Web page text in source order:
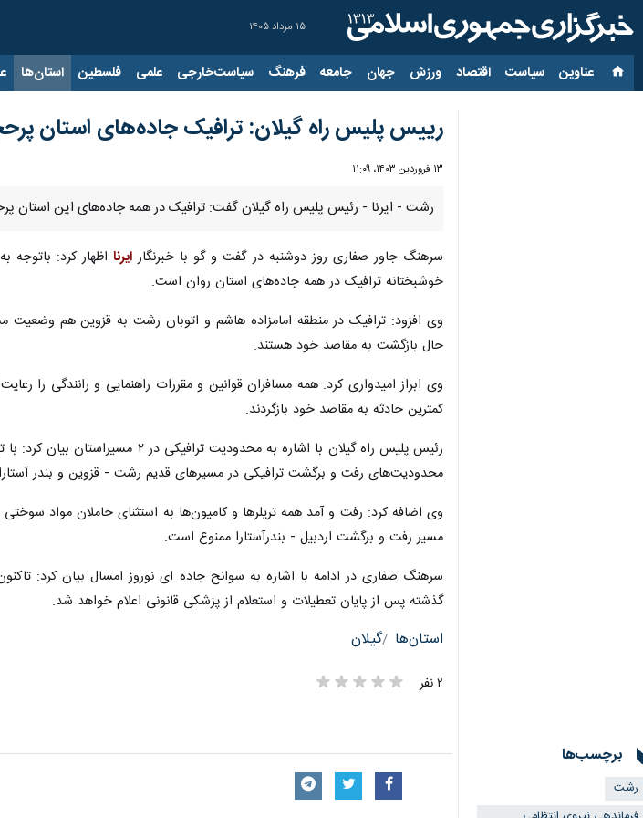
۱۵ مرداد ۱۴۰۵
عناوین‌ سیاست اقتصاد ورزش جهان جامعه فرهنگ سیاست‌خارجی علمی فلسطین استان‌ها
×
رییس پلیس راه گیلان: ترافیک جاده‌های استان
۱۳ فروردین ۱۴۰۳، ۱۱:۰۹
رشت - ایرنا - رئیس پلیس راه گیلان گفت: ترافیک در همه جاده‌های این استان
سرهنگ جاور صفاری روز دوشنبه در گفت و گو با خبرنگارایرنا اظهار کرد: باتوجه
خوشبختانه ترافیک در همه جاده‌های استان روان است.
وی افزود: ترافیک در منطقه امامزاده هاشم و اتوبان رشت به قزوین هم
حال بازگشت به مقاصد خود هستند.
وی ابراز امیدواری کرد: همه مسافران قوانین و مقررات راهنمایی و رانندگی را
کمترین حادثه به مقاصد خود بازگردند.
رئیس پلیس راه گیلان با اشاره به
محدودیت‌های رفت و برگشت ترافیکی در مسیرهای قدیم رشت - قزوین و بندر
مسیر رفت و برگشت اردبیل - بندرآستارا ممنوع است.
گذشته پس از پایان تعطیلات و استعلام از پزشکی قانونی اعلام خواهد شد.
استان‌ها گیلان
۲ نفر
برچسب‌ها
رشت